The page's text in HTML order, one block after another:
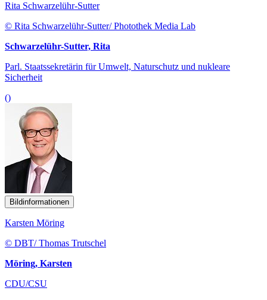
Rita Schwarzelühr-Sutter
© Rita Schwarzelühr-Sutter/ Photothek Media Lab
Schwarzelühr-Sutter, Rita
Parl. Staatssekretärin für Umwelt, Naturschutz und nukleare
Sicherheit
()
Bildinformationen
Karsten Möring
© DBT/ Thomas Trutschel
Möring, Karsten
CDU/CSU